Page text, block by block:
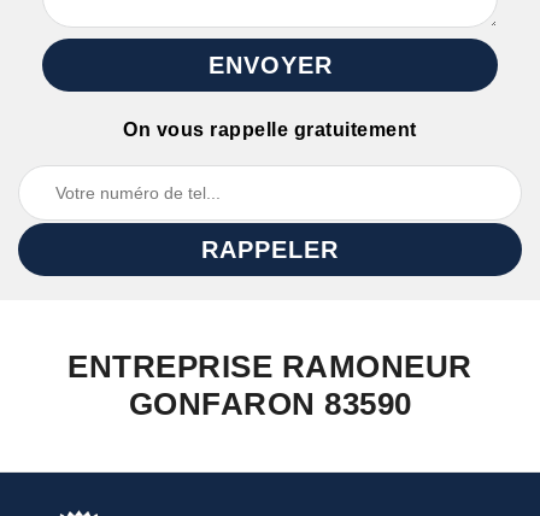
On vous rappelle gratuitement
ENTREPRISE RAMONEUR
GONFARON 83590